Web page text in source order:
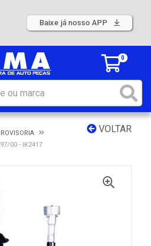
Baixe já nosso APP
0
VOLTAR
00 - IK2417